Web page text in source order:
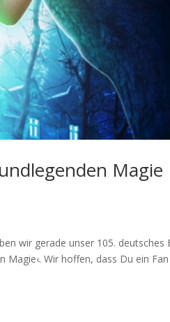
Magie
wir gerade unser 105. deutsches
Magie‹. Wir hoffen, dass Du ein